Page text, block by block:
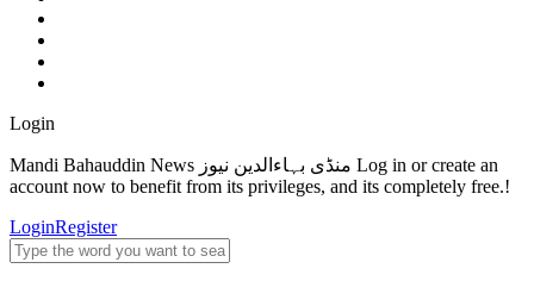
Login
Mandi Bahauddin News منڈی بہاءالدین نیوز Log in or create an
account now to benefit from its privileges, and its completely free.!
LoginRegister